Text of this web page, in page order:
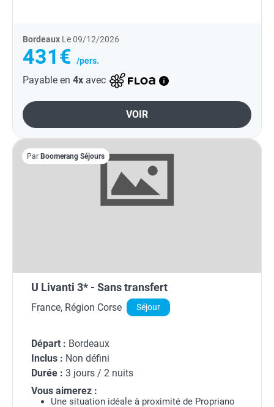
Bordeaux Le 09/12/2026
431€ /pers.
Payable en 4x avec
VOIR
Par Boomerang Séjours
U Livanti 3* - Sans transfert
France, Région Corse Séjour
Départ : Bordeaux
Inclus : Non défini
Durée : 3 jours / 2 nuits
Vous aimerez :
Une situation idéale à proximité de Propriano